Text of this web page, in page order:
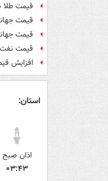
قیمت
قیمت جهانی
قیمت جهانی
قیمت نفت برنت
افزایش
استان:
اذان صبح
۰۳:۴۳